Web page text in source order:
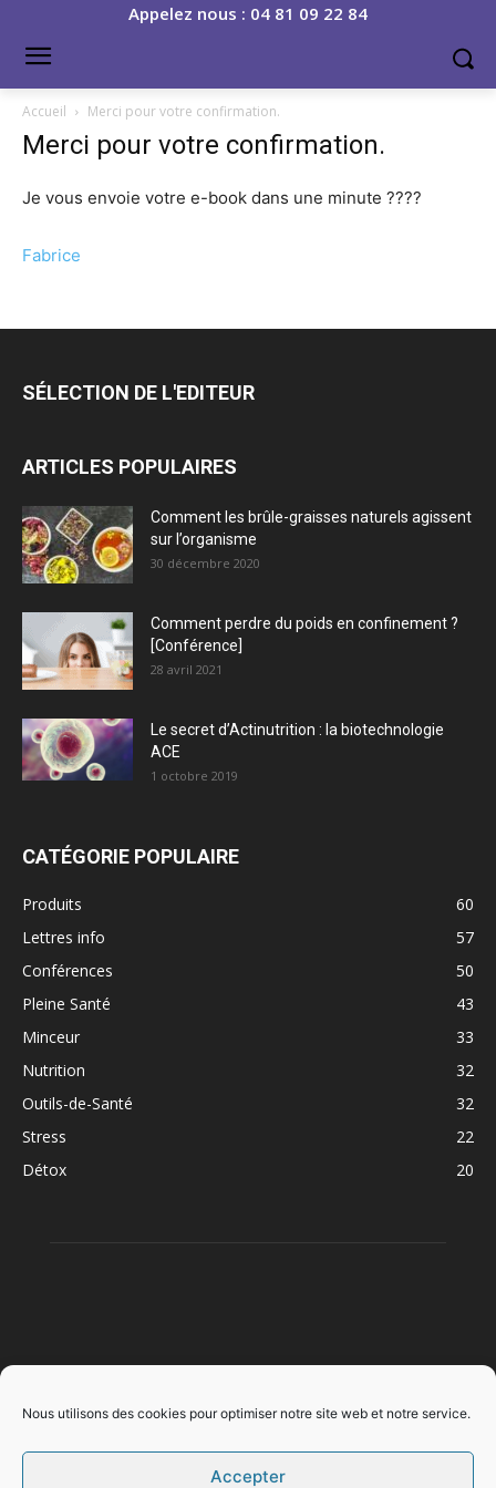
Nous utilisons des cookies pour optimiser notre site web et notre service.
Accepter
Appelez nous : 04 81 09 22 84
Accueil Merci pour votre confirmation.
Merci pour votre confirmation.
Je vous envoie votre e-book dans une minute ????
Fabrice
SÉLECTION DE L'EDITEUR
ARTICLES POPULAIRES
Comment les brûle-graisses naturels agissent
sur l’organisme
30 décembre 2020
Comment perdre du poids en confinement ?
[Conférence]
28 avril 2021
Le secret d’Actinutrition : la biotechnologie
ACE
1 octobre 2019
CATÉGORIE POPULAIRE
Produits
60
Lettres info
57
Conférences
50
Pleine Santé
43
Minceur
33
Nutrition
32
Outils-de-Santé
32
Stress
22
Détox
20
SUIVEZ NOUS